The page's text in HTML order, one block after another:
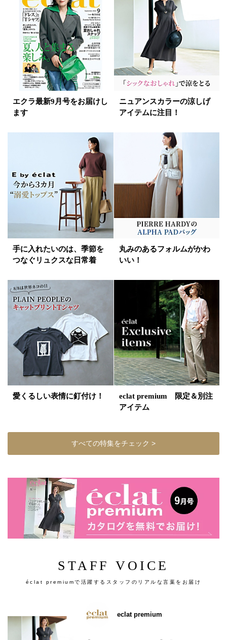
エクラ最新9月号をお届けし
ます
ニュアンスカラーの涼しげ
アイテムに注目！
手に入れたいのは、季節を
つなぐリュクスな日常着
丸みのあるフォルムがかわ
いい！
愛くるしい表情に釘付け！
eclat premium 限定＆別注
アイテム
すべての特集をチェック >
STAFF VOICE
éclat premiumで活躍するスタッフのリアルな言葉をお届け
eclat premium